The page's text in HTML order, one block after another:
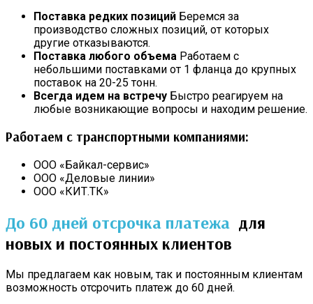
Поставка редких позиций Беремся за
производство сложных позиций, от которых
другие отказываются.
Поставка любого объема Работаем с
небольшими поставками от 1 фланца до крупных
поставок на 20-25 тонн.
Всегда идем на встречу Быстро реагируем на
любые возникающие вопросы и находим решение.
Работаем с транспортными компаниями:
ООО «Байкал-сервис»
ООО «Деловые линии»
ООО «КИТ.ТК»
До 60 дней отсрочка платежа для
новых и постоянных клиентов
Мы предлагаем как новым, так и постоянным клиентам
возможность отсрочить платеж до 60 дней.